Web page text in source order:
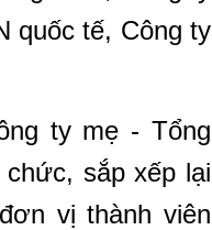
quốc tế, Công ty
ty mẹ - Tổng
sắp xếp lại
vị thành viên